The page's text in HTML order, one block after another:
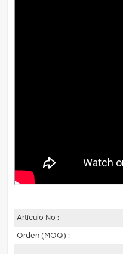
Artículo No :
Orden (MOQ) :